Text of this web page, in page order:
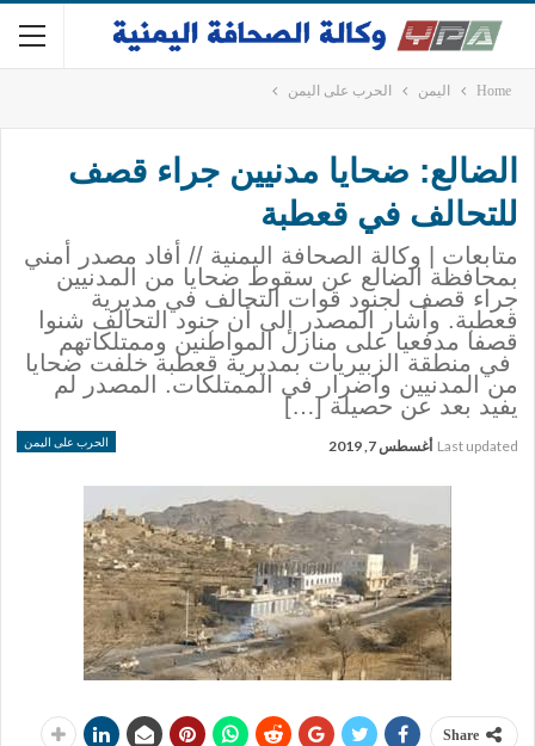
Home اليمن الحرب على اليمن
الضالع: ضحايا مدنيين جراء قصف
للتحالف في قعطبة
متابعات | وكالة الصحافة اليمنية // أفاد مصدر أمني
بمحافظة الضالع عن سقوط ضحايا من المدنيين
جراء قصف لجنود قوات التحالف في مديرية
قعطبة. وأشار المصدر إلى أن جنود التحالف شنوا
قصفا مدفعيا على منازل المواطنين وممتلكاتهم
في منطقة الزبيريات بمديرية قعطبة خلفت ضحايا
من المدنيين واضرار في الممتلكات. المصدر لم
يفيد بعد عن حصيلة […]
الحرب على اليمن Last updated أغسطس 7, 2019
Share